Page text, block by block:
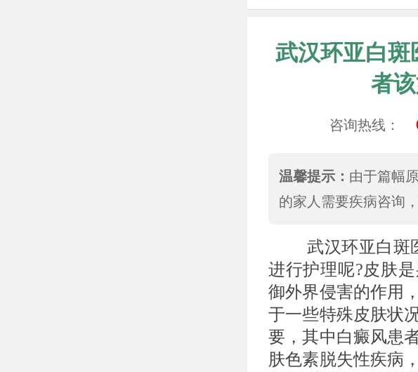
武汉环亚白斑
者
咨询热线：
温馨提示： 由于篇幅
的家人需要疾病咨询
武汉环亚白斑医
进行护理呢?皮肤
御外界侵害的作用
于一些特殊皮肤状
要，其中白癜风患
肤色素脱失性疾病